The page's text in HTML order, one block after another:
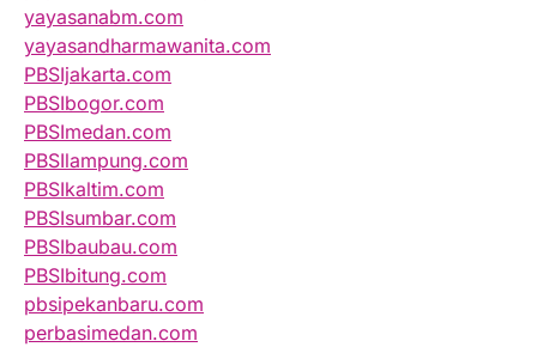
yayasanabm.com
yayasandharmawanita.com
PBSIjakarta.com
PBSIbogor.com
PBSImedan.com
PBSIlampung.com
PBSIkaltim.com
PBSIsumbar.com
PBSIbaubau.com
PBSIbitung.com
pbsipekanbaru.com
perbasimedan.com